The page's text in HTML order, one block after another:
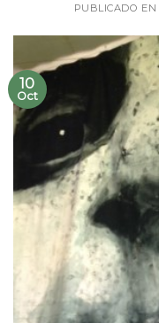
PUBLICADO EN
10
Oct